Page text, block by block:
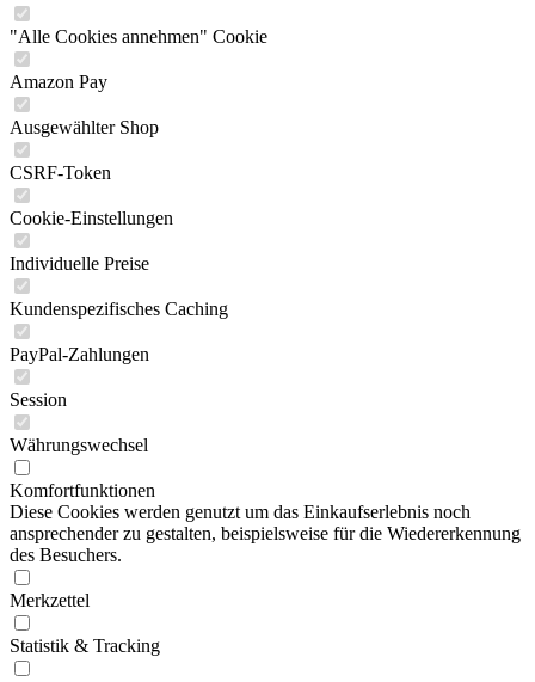
"Alle Cookies annehmen" Cookie
Amazon Pay
Ausgewählter Shop
CSRF-Token
Cookie-Einstellungen
Individuelle Preise
Kundenspezifisches Caching
PayPal-Zahlungen
Session
Währungswechsel
Komfortfunktionen
Diese Cookies werden genutzt um das Einkaufserlebnis noch
ansprechender zu gestalten, beispielsweise für die Wiedererkennung
des Besuchers.
Merkzettel
Statistik & Tracking